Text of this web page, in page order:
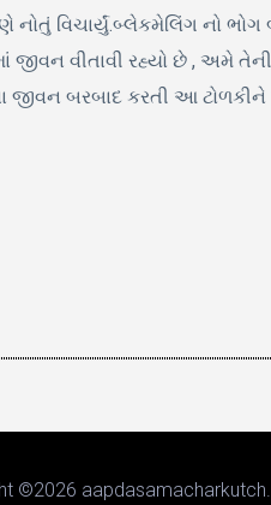
વિચાર્યું.બ્લેકમેલિંગ નો
વીતાવી રહ્યો છે , અમે
જીવન બરબાદ કરતી આ
©2026